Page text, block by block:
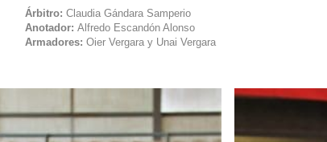
Árbitro: Claudia Gándara Samperio
Anotador: Alfredo Escandón Alonso
Armadores: Oier Vergara y Unai Vergara